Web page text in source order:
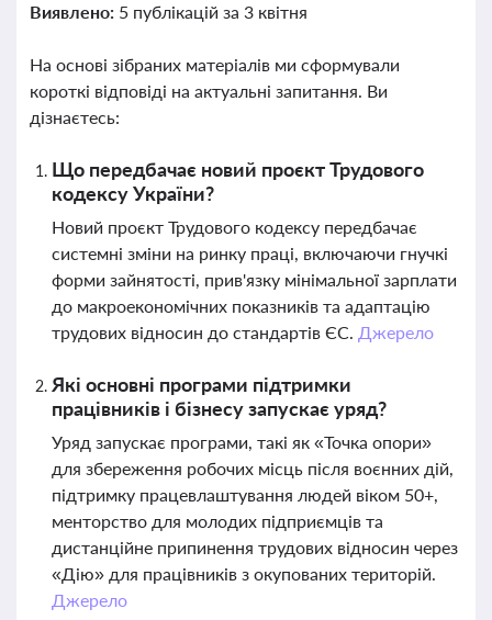
Виявлено: 5 публікацій за 3 квітня
На основі зібраних матеріалів ми сформували
короткі відповіді на актуальні запитання. Ви
дізнаєтесь:
Що передбачає новий проєкт Трудового
кодексу України?
Новий проєкт Трудового кодексу передбачає
системні зміни на ринку праці, включаючи гнучкі
форми зайнятості, прив'язку мінімальної зарплати
до макроекономічних показників та адаптацію
трудових відносин до стандартів ЄС. Джерело
Які основні програми підтримки
працівників і бізнесу запускає уряд?
Уряд запускає програми, такі як «Точка опори»
для збереження робочих місць після воєнних дій,
підтримку працевлаштування людей віком 50+,
менторство для молодих підприємців та
дистанційне припинення трудових відносин через
«Дію» для працівників з окупованих територій.
Джерело